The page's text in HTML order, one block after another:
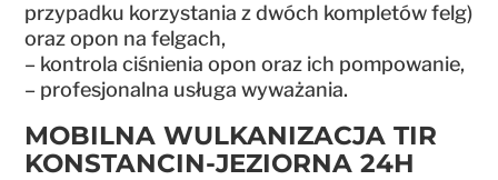
przypadku korzystania z dwóch kompletów felg)
oraz opon na felgach,
– kontrola ciśnienia opon oraz ich pompowanie,
– profesjonalna usługa wyważania.
MOBILNA WULKANIZACJA TIR
KONSTANCIN-JEZIORNA 24H